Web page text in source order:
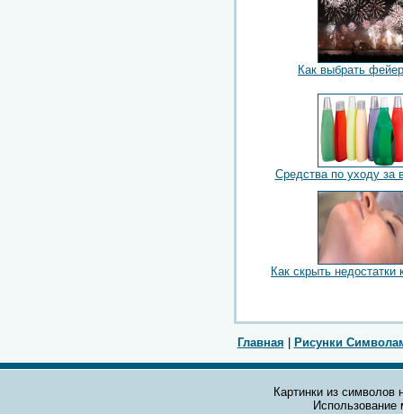
Как выбрать
Средства по уходу за
Как скрыть недостатки
Главная Рисунки
Картинки из символов
Использование